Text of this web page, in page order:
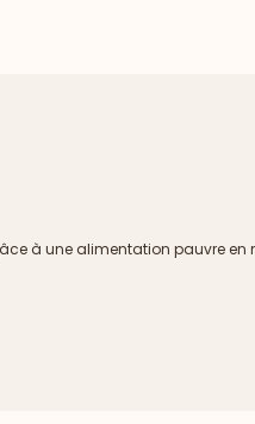
à une alimentation pauvre en